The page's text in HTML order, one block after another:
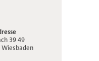
39 49